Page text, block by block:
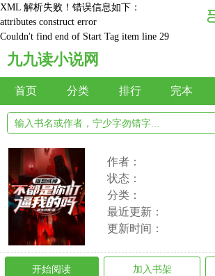
XML 解析失败！错误信息如下：
attributes construct error
Couldn't find end of Start Tag item line 29
九九读小说网
首页 分类 排行 完本
作者：
状态：
分类：
最近更新：
更新时间：
开始阅读 加入书架